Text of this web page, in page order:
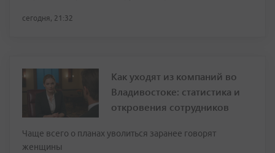
сегодня, 21:32
Как уходят из компаний во
Владивостоке: статистика и
откровения сотрудников
Чаще всего о планах уволиться заранее говорят
женщины